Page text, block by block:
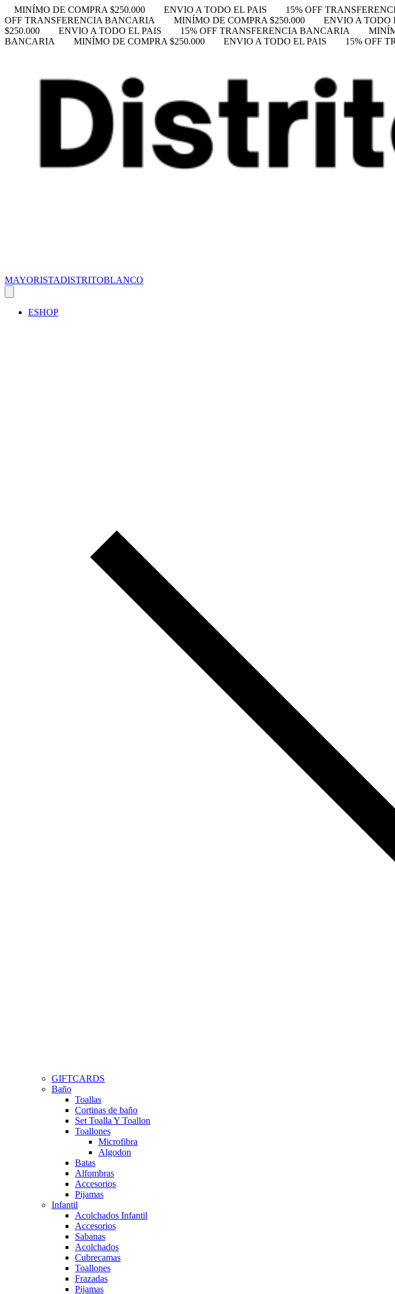
MINÍMO DE COMPRA $250.000 ENVIO A TODO EL PAIS 15% OFF
OFF TRANSFERENCIA BANCARIA
MINÍMO DE COMPRA $250.000 ENVIO A TODO
$250.000
ENVIO A TODO EL PAIS 15% OFF TRANSFERENCIA BANCARIA
BANCARIA
MINÍMO DE COMPRA $250.000 ENVIO A TODO EL PAIS 15% OFF
MAYORISTADISTRITOBLANCO
ESHOP
GIFTCARDS
Baño
Toallas
Cortinas de baño
Set Toalla Y Toallon
Toallones
Microfibra
Algodon
Batas
Alfombras
Accesorios
Pijamas
Infantil
Acolchados Infantil
Accesorios
Sabanas
Acolchados
Cubrecamas
Toallones
Frazadas
Pijamas